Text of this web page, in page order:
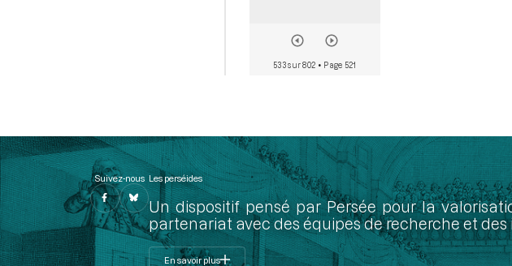
533 sur 802 • Page 521
Suivez-nous Les perséides
Un dispositif pensé par Persée pour la
partenariat avec des équipes de recherche et
En savoir plus